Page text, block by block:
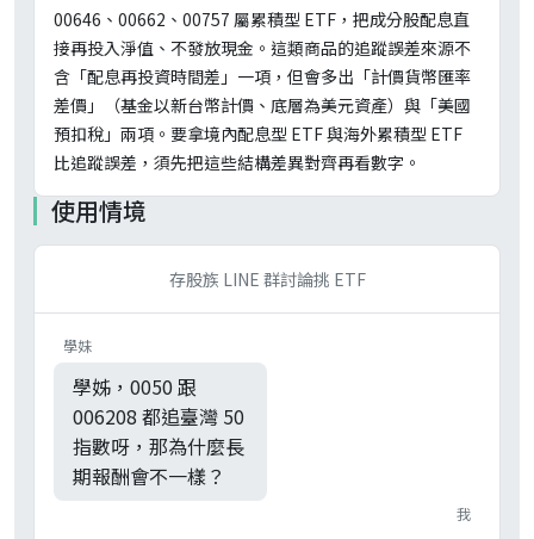
00646、00662、00757 屬累積型 ETF，把成分股配息直
接再投入淨值、不發放現金。這類商品的追蹤誤差來源不
含「配息再投資時間差」一項，但會多出「計價貨幣匯率
差價」（基金以新台幣計價、底層為美元資產）與「美國
預扣稅」兩項。要拿境內配息型 ETF 與海外累積型 ETF
比追蹤誤差，須先把這些結構差異對齊再看數字。
使用情境
存股族 LINE 群討論挑 ETF
學妹
學姊，0050 跟
006208 都追臺灣 50
指數呀，那為什麼長
期報酬會不一樣？
我